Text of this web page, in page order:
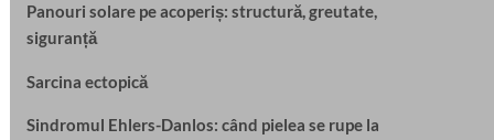
Panouri solare pe acoperiș: structură, greutate,
siguranță
Sarcina ectopică
Sindromul Ehlers-Danlos: când pielea se rupe la